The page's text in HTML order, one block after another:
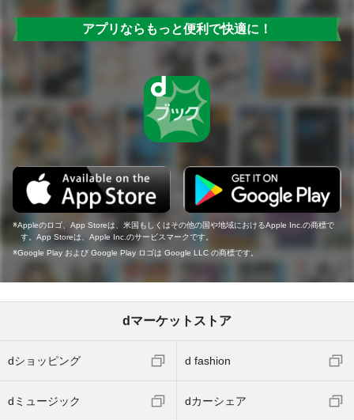
アプリならもっと便利で快適に！
Appleのロゴ、App Storeは、米国もしくはその他の国や地域におけるApple Inc.の商標で
す。App Storeは、Apple Inc.のサービスマークです。
Google Play および Google Play ロゴは Google LLC の商標です。
dマーケットストア
dショッピング d fashion
dミュージック dカーシェア